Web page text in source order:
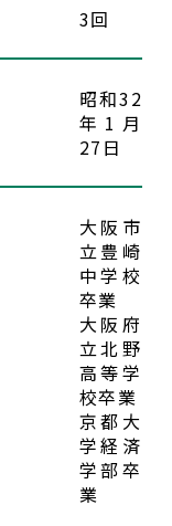
3回
昭和32
年1月
27日
大阪市
立豊崎
中学校
卒業
大阪府
立北野
高等学
校卒業
京都大
学経済
学部卒
業